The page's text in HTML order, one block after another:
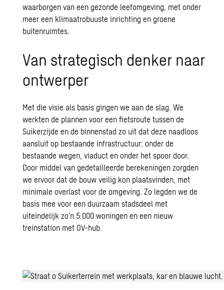
waarborgen van een gezonde leefomgeving, met onder
meer een klimaatrobuuste inrichting en groene
buitenruimtes.
Van strategisch denker naar
ontwerper
Met die visie als basis gingen we aan de slag. We
werkten de plannen voor een fietsroute tussen de
Suikerzijde en de binnenstad zo uit dat deze naadloos
aansluit op bestaande infrastructuur: onder de
bestaande wegen, viaduct en onder het spoor door.
Door middel van gedetailleerde berekeningen zorgden
we ervoor dat de bouw veilig kon plaatsvinden, met
minimale overlast voor de omgeving. Zo legden we de
basis mee voor een duurzaam stadsdeel met
uiteindelijk zo’n 5.000 woningen en een nieuw
treinstation met OV-hub.